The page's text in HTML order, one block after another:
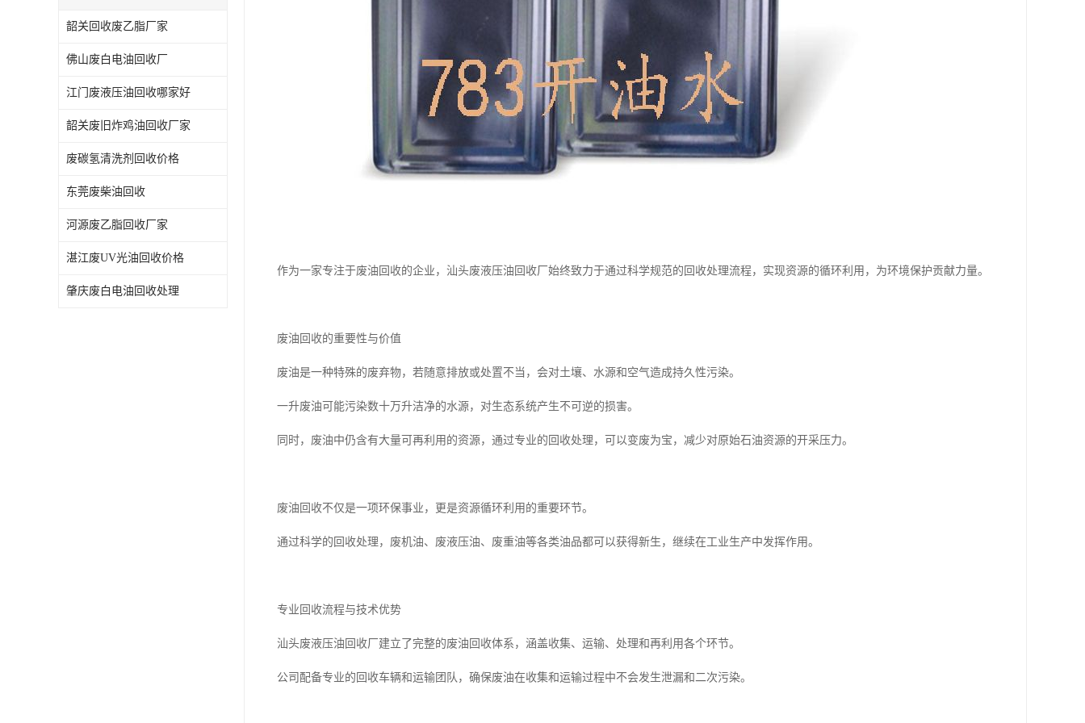
废UV光油回收
废仲丁脂回收
废洗机水回收
废清洗剂回收
废环己酮回收
废固化剂回收
废白电油回收
废油渣回收
废油漆回收
韶关回收废乙脂厂家
佛山废白电油回收厂
江门废液压油回收哪家好
韶关废旧炸鸡油回收厂家
废碳氢清洗剂回收价格
东莞废柴油回收
河源废乙脂回收厂家
湛江废UV光油回收价格
肇庆废白电油回收处理
作为一家专注于废油回收的企业，汕头废液压油回收厂始终致力于通过科学规范的回收处理流程，实现资源的循环利用，为环境保护贡献力量。
废油回收的重要性与价值
废油是一种特殊的废弃物，若随意排放或处置不当，会对土壤、水源和空气造成持久性污染。
一升废油可能污染数十万升洁净的水源，对生态系统产生不可逆的损害。
同时，废油中仍含有大量可再利用的资源，通过专业的回收处理，可以变废为宝，减少对原始石油资源的开采压力。
废油回收不仅是一项环保事业，更是资源循环利用的重要环节。
通过科学的回收处理，废机油、废液压油、废重油等各类油品都可以获得新生，继续在工业生产中发挥作用。
专业回收流程与技术优势
汕头废液压油回收厂建立了完整的废油回收体系，涵盖收集、运输、处理和再利用各个环节。
公司配备专业的回收车辆和运输团队，确保废油在收集和运输过程中不会发生泄漏和二次污染。